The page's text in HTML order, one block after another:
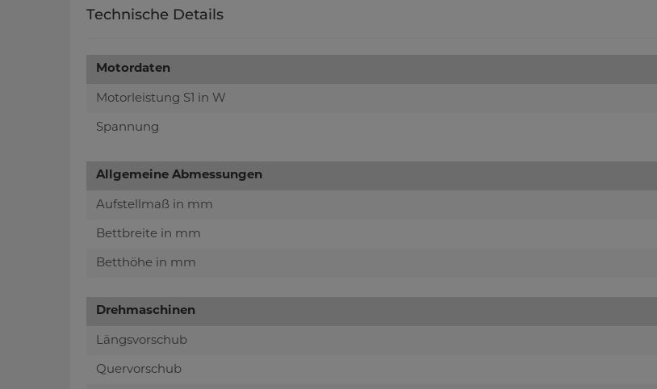
Technische Details
Motordaten
Motorleistung S1 in W
Spannung
Allgemeine Abmessungen
Aufstellmaß in mm
Bettbreite in mm
Betthöhe in mm
Drehmaschinen
Längsvorschub
Quervorschub